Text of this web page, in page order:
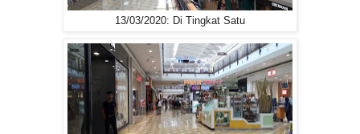
13/03/2020: Di Tingkat Satu